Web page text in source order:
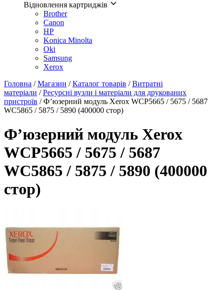
Відновлення картриджів
Brother
Canon
HP
Konica Minolta
Oki
Samsung
Xerox
Головна /Магазин /Каталог товарів /Витратні
матеріали /Ресурсні вузли і матеріали для друкованих
пристроїв / Ф’юзерний модуль Xerox WCP5665 / 5675 / 5687
WC5865 / 5875 / 5890 (400000 стор)
Ф’юзерний модуль Xerox
WCP5665 / 5675 / 5687
WC5865 / 5875 / 5890 (400000
стор)